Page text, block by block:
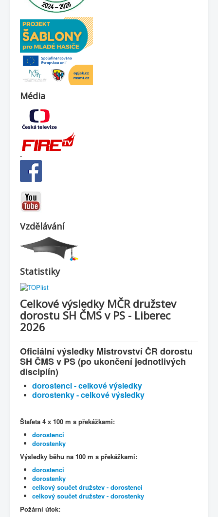
Média
-
-
Vzdělávání
Statistiky
Celkové výsledky MČR družstev
dorostu SH ČMS v PS - Liberec
2026
Oficiální výsledky Mistrovství ČR dorostu
SH ČMS v PS(po ukončení jednotlivých
disciplín)
dorostenci - celkové výsledky
dorostenky - celkové výsledky
Štafeta 4 x 100 m s překážkami:
dorostenci
dorostenky
Výsledky běhu na 100 m s překážkami:
dorostenci
dorostenky
celkový součet družstev - dorostenci
celkový součet družstev - dorostenky
Požární útok: